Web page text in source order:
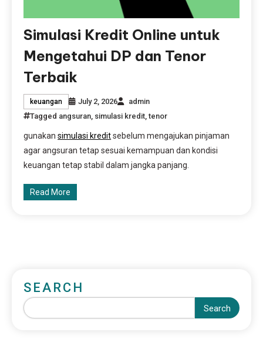
Simulasi Kredit Online untuk
Mengetahui DP dan Tenor
Terbaik
keuangan July 2, 2026
admin
Tagged angsuran, simulasi kredit,tenor
gunakansimulasi kreditsebelum mengajukan pinjaman
agar angsuran tetap sesuai kemampuan dan kondisi
keuangan tetap stabil dalam jangka panjang.
Read More
SEARCH
Search